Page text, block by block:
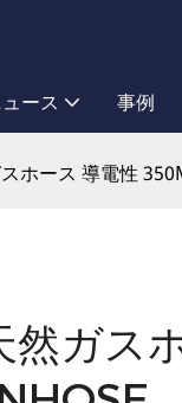
ース 事例
ホース 導電性
然ガス